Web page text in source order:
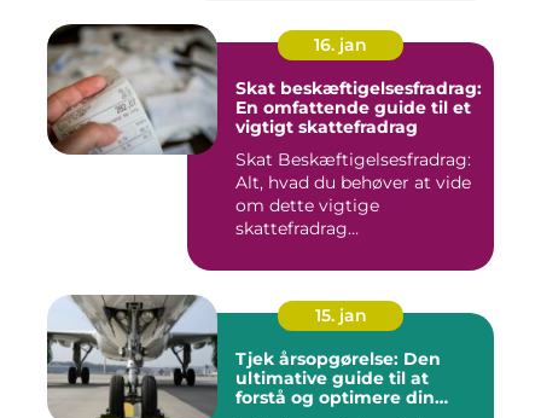
16. jan
Skat beskæftigelsesfradrag:
En omfattende guide til et
vigtigt skattefradrag
Skat Beskæftigelsesfradrag:
Alt, hvad du behøver at vide
om dette vigtige
skattefradrag
15. jan
Tjek årsopgørelse: Den
ultimative guide til at
forstå og optimere din